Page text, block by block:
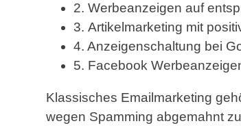
2. Werbeanzeigen auf
3. Artikelmarketing mit
4. Anzeigenschaltung bei
5. Facebook
Klassisches Emailmarketing
wegen Spamming abgemahnt